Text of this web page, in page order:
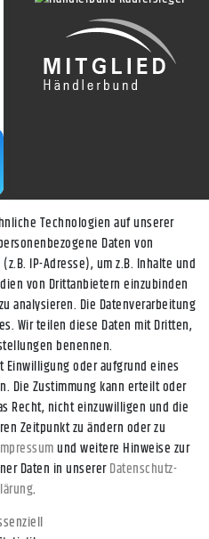
AGB Widerrufs­recht
Technologien auf unserer
Daten von
IP-Adresse), um z.B. Inhalte und
von Drittanbietern einzubinden
analysieren. Die Datenverarbeitung
Wir teilen diese Daten mit Dritten,
benennen.
Einwilligung oder aufgrund eines
Die Zustimmung kann erteilt oder
Recht, nicht einzuwilligen und die
Zeitpunkt zu ändern oder zu
und weitere Hinweise zur
Daten in unsererDaten­schutz­
.